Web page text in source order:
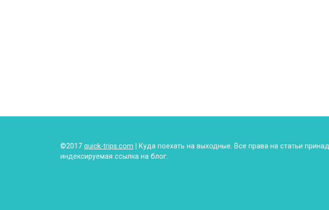
©2017 quick-trips.com | Куда поехать на выходные. Все права на статьи
индексируемая ссылка на блог.